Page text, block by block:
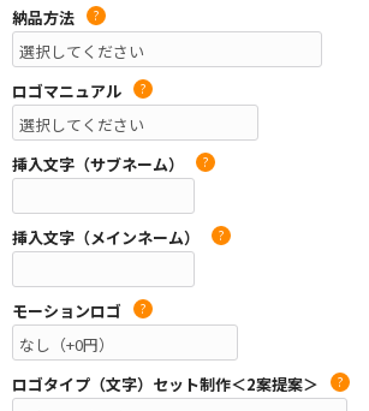
納品方法 ?
ロゴマニュアル ?
挿入文字（サブネーム） ?
挿入文字（メインネーム） ?
モーションロゴ ?
ロゴタイプ（文字）セット制作＜2案提案＞ ?